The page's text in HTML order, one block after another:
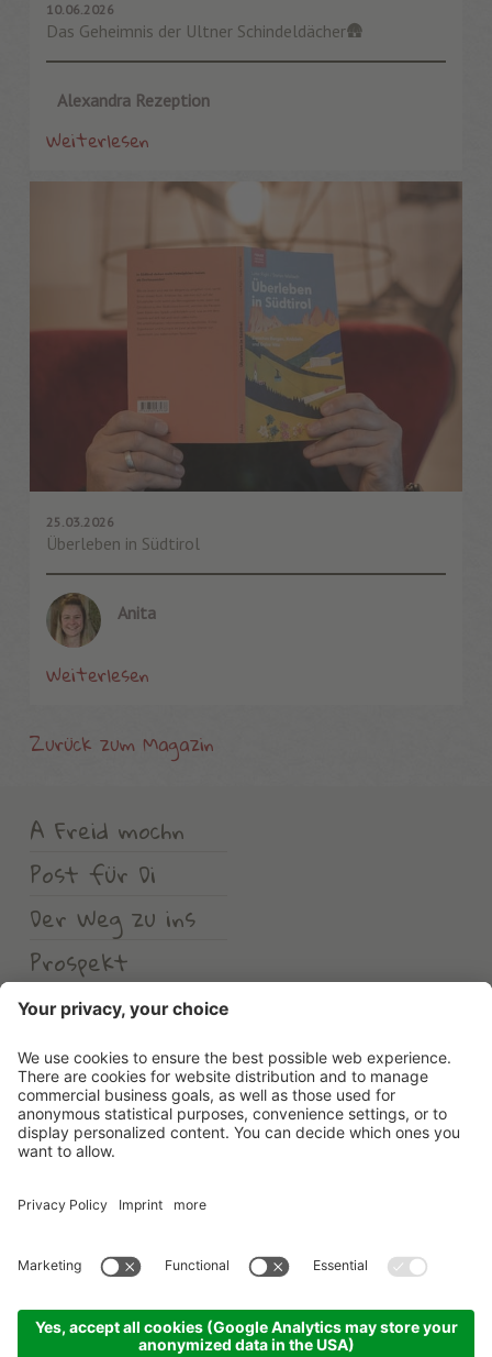
10.06.2026
Das Geheimnis der Ultner Schindeldächer🛖
Alexandra Rezeption
Weiterlesen
25.03.2026
Überleben in Südtirol
Anita
Weiterlesen
Zurück zum Magazin
A Freid mochn
Post für Di
Der Weg zu ins
Prospekt
Wetter
Erlebnishotel Waltershof
©2026 Erlebnishotel Waltershof . MwSt-Nr. 00582900213 .